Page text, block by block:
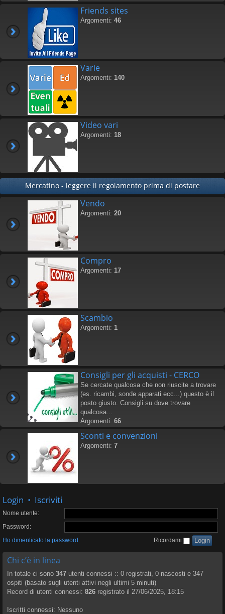
Friends sites
Argomenti: 46
Varie
Argomenti: 140
Video vari
Argomenti: 18
Mercatino - leggere il regolamento prima di postare
Vendo
Argomenti: 20
Compro
Argomenti: 17
Scambio
Argomenti: 1
Consigli per gli acquisti - CERCO
Se cercate qualcosa che non riuscite a trovare
(es. ricambi, sonde apparati ecc...) questo è il
posto giusto. Consigli su dove trovare
qualcosa...
Argomenti: 66
Sconti e convenzioni
Argomenti: 7
Login • Iscriviti
Nome utente:
Password:
Ho dimenticato la password
Ricordami
Chi c’è in linea
In totale ci sono 347 utenti connessi :: 0 registrati, 0 nascosti e 347
ospiti (basato sugli utenti attivi negli ultimi 5 minuti)
Record di utenti connessi: 826 registrato il 27/06/2025, 18:15
Iscritti connessi: Nessuno